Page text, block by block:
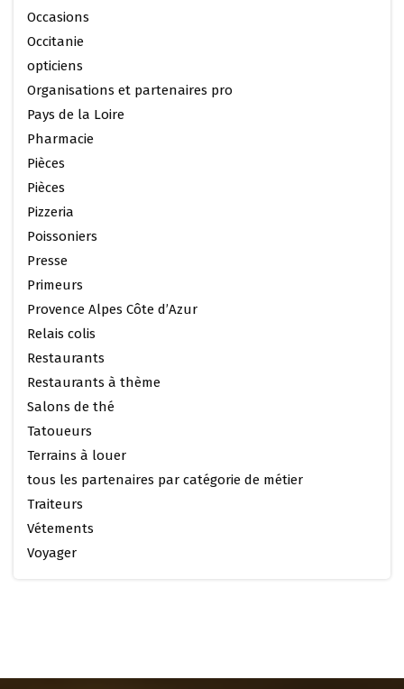
Occasions
Occitanie
opticiens
Organisations et partenaires pro
Pays de la Loire
Pharmacie
Pièces
Pièces
Pizzeria
Poissoniers
Presse
Primeurs
Provence Alpes Côte d’Azur
Relais colis
Restaurants
Restaurants à thème
Salons de thé
Tatoueurs
Terrains à louer
tous les partenaires par catégorie de métier
Traiteurs
Vétements
Voyager